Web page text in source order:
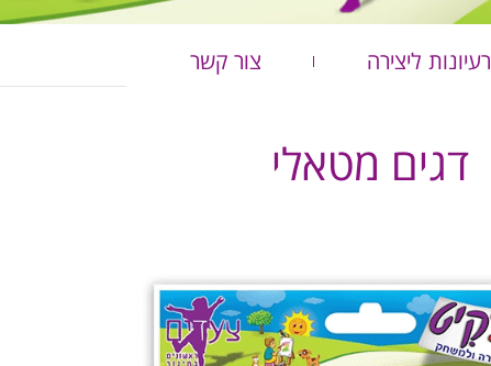
רעיונות ליצירה צור קשר
דגים מטאלי